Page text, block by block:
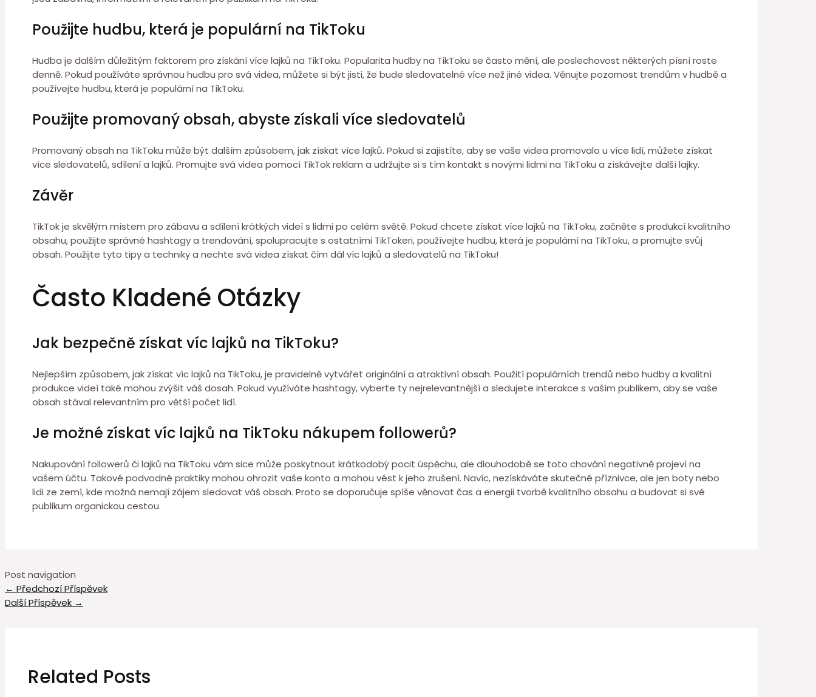
Použijte hudbu, která je populární na TikToku
Hudba je dalším důležitým faktorem pro získání více lajků na TikToku. Popularita hudby na TikToku se často mění, ale poslechovost některých písní roste
denně. Pokud používáte správnou hudbu pro svá videa, můžete si být jisti, že bude sledovatelné více než jiné videa. Věnujte pozornost trendům v hudbě a
používejte hudbu, která je populární na TikToku.
Použijte promovaný obsah, abyste získali více sledovatelů
Promovaný obsah na TikToku může být dalším způsobem, jak získat více lajků. Pokud si zajistíte, aby se vaše videa promovalo u více lidí, můžete získat
více sledovatelů, sdílení a lajků. Promujte svá videa pomocí TikTok reklam a udržujte si s tím kontakt s novými lidmi na TikToku a získávejte další lajky.
Závěr
TikTok je skvělým místem pro zábavu a sdílení krátkých videí s lidmi po celém světě. Pokud chcete získat více lajků na TikToku, začněte s produkcí kvalitního
obsahu, použijte správné hashtagy a trendování, spolupracujte s ostatními TikTokeri, používejte hudbu, která je populární na TikToku, a promujte svůj
obsah. Použijte tyto tipy a techniky a nechte svá videa získat čím dál víc lajků a sledovatelů na TikToku!
Často Kladené Otázky
Jak bezpečně získat víc lajků na TikToku?
Nejlepším způsobem, jak získat víc lajků na TikToku, je pravidelně vytvářet originální a atraktivní obsah. Použití populárních trendů nebo hudby a kvalitní
produkce videí také mohou zvýšit váš dosah. Pokud využíváte hashtagy, vyberte ty nejrelevantnější a sledujete interakce s vaším publikem, aby se vaše
obsah stával relevantním pro větší počet lidí.
Je možné získat víc lajků na TikToku nákupem followerů?
Nakupování followerů či lajků na TikToku vám sice může poskytnout krátkodobý pocit úspěchu, ale dlouhodobě se toto chování negativně projeví na
vašem účtu. Takové podvodné praktiky mohou ohrozit vaše konto a mohou vést k jeho zrušení. Navíc, nezískáváte skutečné příznivce, ale jen boty nebo
lidi ze zemí, kde možná nemají zájem sledovat váš obsah. Proto se doporučuje spíše věnovat čas a energii tvorbě kvalitního obsahu a budovat si své
publikum organickou cestou.
Post navigation
← Předchozí Příspěvek
Další Příspěvek →
Related Posts